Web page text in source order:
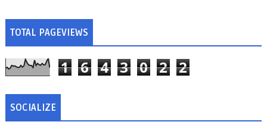
TOTAL PAGEVIEWS
1 6 4 3 0 2 2
SOCIALIZE